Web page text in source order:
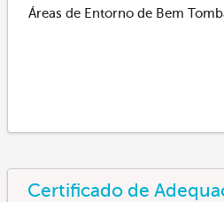
Áreas de Entorno de Bem
Certificado de